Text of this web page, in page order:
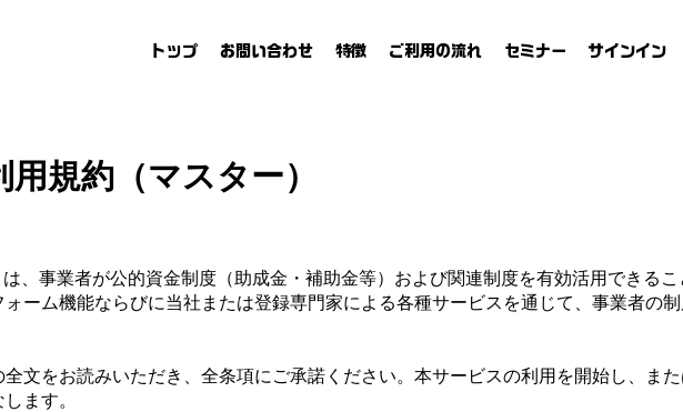
トップ お問い合わせ 特徴 ご利用の流れ セミナー サインイン
規約（マスター）
は、事業者が公的資金制度（助成金・補助金等）および関連制度を有効活用できる
ーム機能ならびに当社または登録専門家による各種サービスを通じて、事業者の
文をお読みいただき、全条項にご承諾ください。本サービスの利用を開始し、ま
ます。